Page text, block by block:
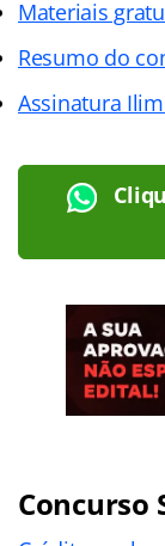
Materiais
Resumo do
Assinatura
Concurso